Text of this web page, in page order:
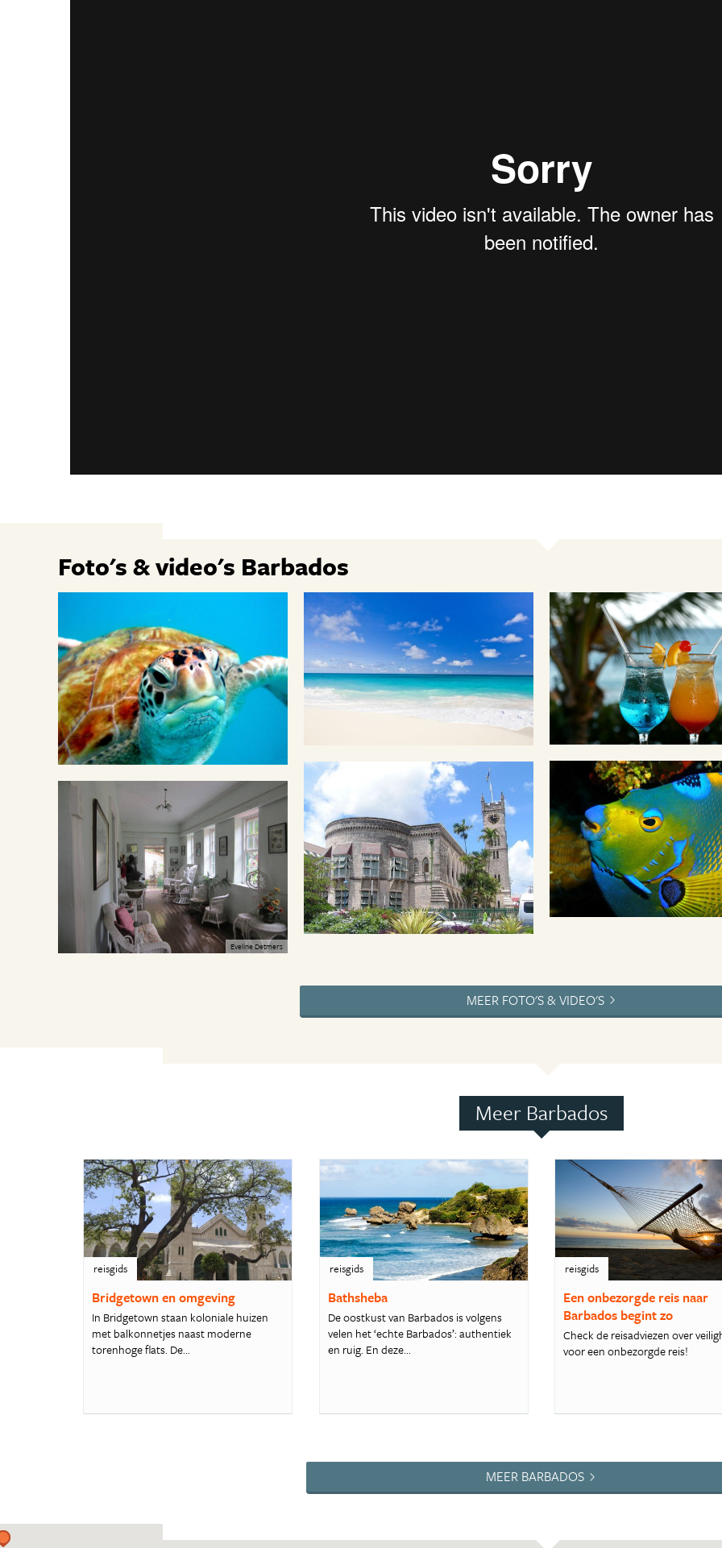
Foto's & video's Barbados
Eveline Detmers
MEER FOTO'S & VIDEO'S
Meer Barbados
reisgids
Bridgetown en omgeving
In Bridgetown staan koloniale huizen
met balkonnetjes naast moderne
torenhoge flats. De...
reisgids
Bathsheba
De oostkust van Barbados is volgens
velen het ‘echte Barbados’: authentiek
en ruig. En deze...
reisgids
Een onbezorgde reis naar
Barbados begint zo
Check de reisadviezen over
voor een onbezorgde reis!
MEER BARBADOS